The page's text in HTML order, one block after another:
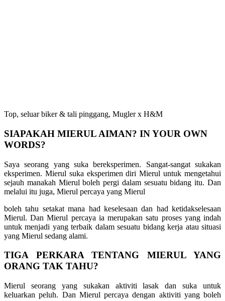
Top, seluar biker & tali pinggang, Mugler x H&M
SIAPAKAH MIERUL AIMAN? IN YOUR OWN
WORDS?
Saya seorang yang suka bereksperimen. Sangat-sangat sukakan
eksperimen. Mierul suka eksperimen diri Mierul untuk mengetahui
sejauh manakah Mierul boleh pergi dalam sesuatu bidang itu. Dan
melalui itu juga, Mierul percaya yang Mierul
boleh tahu setakat mana had keselesaan dan had ketidakselesaan
Mierul. Dan Mierul percaya ia merupakan satu proses yang indah
untuk menjadi yang terbaik dalam sesuatu bidang kerja atau situasi
yang Mierul sedang alami.
TIGA PERKARA TENTANG MIERUL YANG
ORANG TAK TAHU?
Mierul seorang yang sukakan aktiviti lasak dan suka untuk
keluarkan peluh. Dan Mierul percaya dengan aktiviti yang boleh